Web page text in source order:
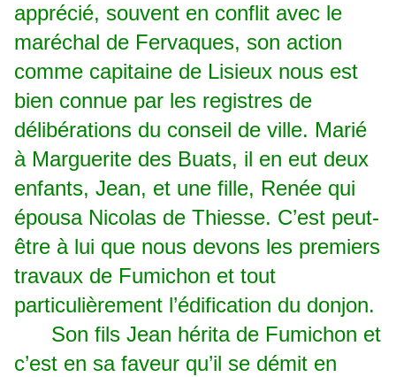
apprécié, souvent en conflit avec le
maréchal de Fervaques, son action
comme capitaine de Lisieux nous est
bien connue par les registres de
délibérations du conseil de ville. Marié
à Marguerite des Buats, il en eut deux
enfants, Jean, et une fille, Renée qui
épousa Nicolas de Thiesse. C’est peut-
être à lui que nous devons les premiers
travaux de Fumichon et tout
particulièrement l’édification du donjon.
Son fils Jean hérita de Fumichon et
c’est en sa faveur qu’il se démit en